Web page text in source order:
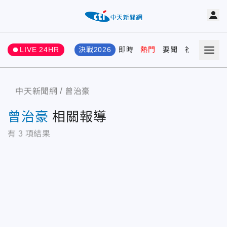
LIVE 24HR 決戰2026 即時 熱門 要聞 社會 娛樂
中天新聞網 曾治豪
曾治豪 相關報導
有 3 項結果